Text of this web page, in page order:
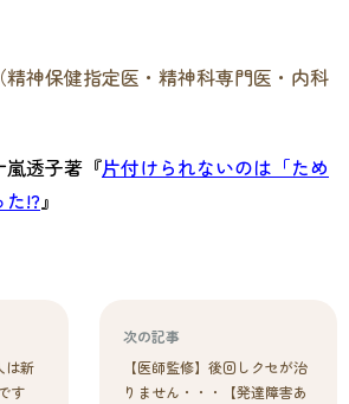
神保健指定医・精神科専門医・内科
嵐透子著 『片付けられないのは「ため
た!? 』
は新
す
次の記事
【医師監修】後回しクセが治
りません・・・【発達障害あ